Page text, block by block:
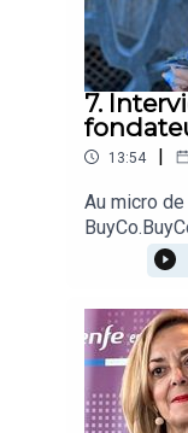
7.
13:54 |
Au micro
maritime
quelques
coût, des
de CO2